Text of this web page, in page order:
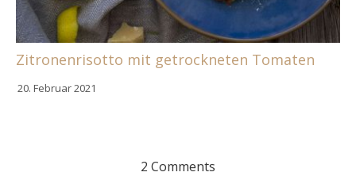
Zitronenrisotto mit getrockneten Tomaten
20. Februar 2021
2 Comments